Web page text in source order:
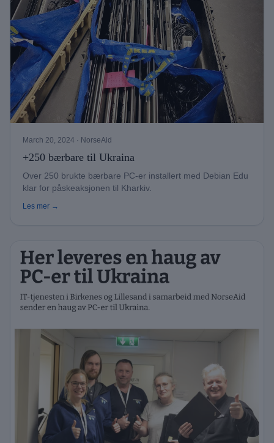
March 20, 2024 · NorseAid
+250 bærbare til Ukraina
Over 250 brukte bærbare PC-er installert med Debian Edu
klar for påskeaksjonen til Kharkiv.
Les mer →